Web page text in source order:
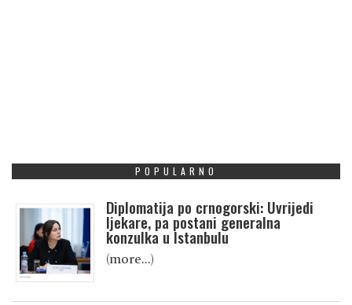
POPULARNO
Diplomatija po crnogorski: Uvrijedi
ljekare, pa postani generalna
konzulka u Istanbulu
(more…)